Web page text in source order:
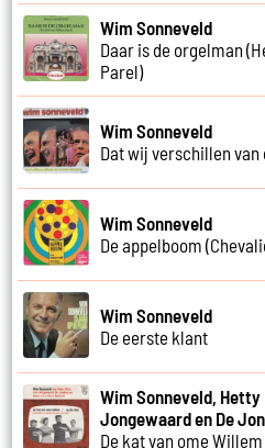
Wim Sonneveld
Daar is de orgelman
Parel)
Wim Sonneveld
Dat wij verschillen
Wim Sonneveld
De appelboom
Wim Sonneveld
De eerste klant
Wim Sonneveld, Hetty
Jongewaard en De
De kat van ome Willem